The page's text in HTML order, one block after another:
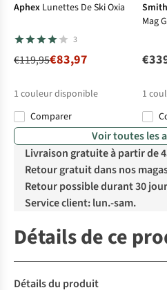
Aphex Lunettes De Ski Oxia
3
€119,95€83,97
1 couleur disponible
Comparer
Smith
Mag
1
Voir toutes les
Livraison gratuite à partir de
Retour gratuit dans nos
Retour possible durant 30
Service client: lun.-sam.
Détails de ce
Détails du produit